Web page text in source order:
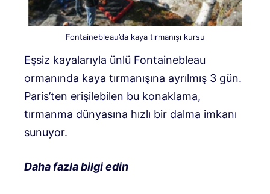
Fontainebleau’da kaya tırmanışı kursu
Eşsiz kayalarıyla ünlü Fontainebleau
ormanında kaya tırmanışına ayrılmış 3 gün.
Paris’ten erişilebilen bu konaklama,
tırmanma dünyasına hızlı bir dalma imkanı
sunuyor.
Daha fazla bilgi edin